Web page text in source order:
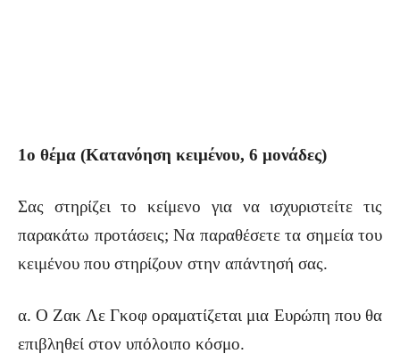
1ο θέμα (Κατανόηση κειμένου, 6 μονάδες)
Σας στηρίζει το κείμενο για να ισχυριστείτε τις
παρακάτω προτάσεις; Να παραθέσετε τα σημεία του
κειμένου που στηρίζουν στην απάντησή σας.
α. Ο Ζακ Λε Γκοφ οραματίζεται μια Ευρώπη που θα
επιβληθεί στον υπόλοιπο κόσμο.